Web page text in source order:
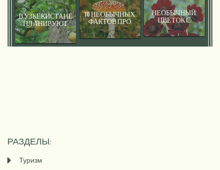
В УЗБЕКИСТАНЕ
ПЛАНИРУЮТ
СОЗДАТЬ
ЛИМОННЫЕ И
ОРЕХОВЫЕ
10 НЕОБЫЧНЫХ
ФАКТОВ ПРО
РАСТЕНИЯ
НЕОБЫЧНЫЙ
ЦВЕТОК С
ЗАПАХОМ
ШОКОЛАДА
РАЗДЕЛЫ:
Туризм